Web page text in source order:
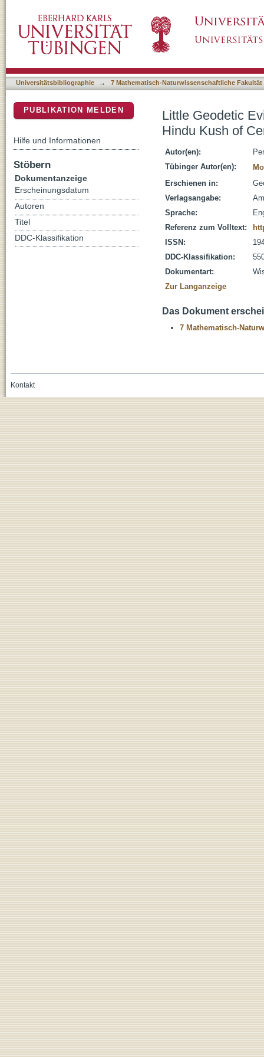
Universitätsbibliographie → 7 Mathematisch-Naturwissenschaftliche Fakultät
Little Geodetic
Hindu Kush of
Autor(en):
Tübinger Autor(en):
Erschienen in:
Verlagsangabe:
Sprache:
Referenz zum Volltext:
ISSN:
DDC-Klassifikation:
Dokumentart:
Zur Langanzeige
Das Dokument
7 Mathematisch-
PUBLIKATION MELDEN
Hilfe und Informationen
Stöbern
Dokumentanzeige
Erscheinungsdatum
Autoren
Titel
DDC-Klassifikation
Kontakt